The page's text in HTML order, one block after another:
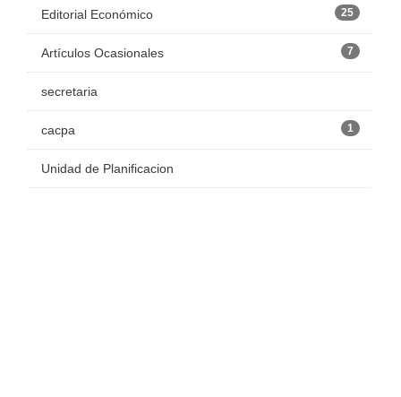
Editorial Económico 25
Artículos Ocasionales 7
secretaria
cacpa 1
Unidad de Planificacion